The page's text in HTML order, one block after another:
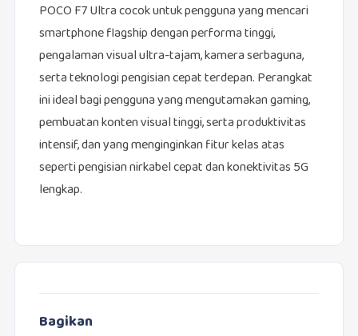
POCO F7 Ultra cocok untuk pengguna yang mencari
smartphone flagship dengan performa tinggi,
pengalaman visual ultra-tajam, kamera serbaguna,
serta teknologi pengisian cepat terdepan. Perangkat
ini ideal bagi pengguna yang mengutamakan gaming,
pembuatan konten visual tinggi, serta produktivitas
intensif, dan yang menginginkan fitur kelas atas
seperti pengisian nirkabel cepat dan konektivitas 5G
lengkap.
Bagikan